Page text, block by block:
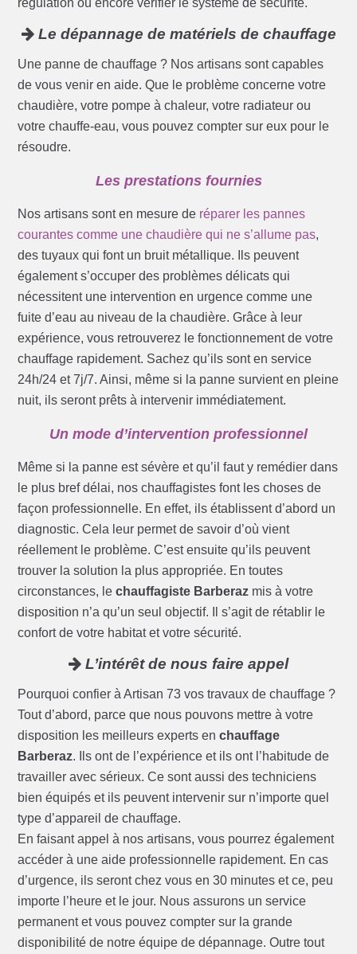
régulation ou encore vérifier le système de sécurité.
Le dépannage de matériels de chauffage
Une panne de chauffage ? Nos artisans sont capables
de vous venir en aide. Que le problème concerne votre
chaudière, votre pompe à chaleur, votre radiateur ou
votre chauffe-eau, vous pouvez compter sur eux pour le
résoudre.
Les prestations fournies
Nos artisans sont en mesure de réparer les pannes
courantes comme une chaudière qui ne s’allume pas,
des tuyaux qui font un bruit métallique. Ils peuvent
également s’occuper des problèmes délicats qui
nécessitent une intervention en urgence comme une
fuite d’eau au niveau de la chaudière. Grâce à leur
expérience, vous retrouverez le fonctionnement de votre
chauffage rapidement. Sachez qu’ils sont en service
24h/24 et 7j/7. Ainsi, même si la panne survient en pleine
nuit, ils seront prêts à intervenir immédiatement.
Un mode d’intervention professionnel
Même si la panne est sévère et qu’il faut y remédier dans
le plus bref délai, nos chauffagistes font les choses de
façon professionnelle. En effet, ils établissent d’abord un
diagnostic. Cela leur permet de savoir d’où vient
réellement le problème. C’est ensuite qu’ils peuvent
trouver la solution la plus appropriée. En toutes
circonstances, lechauffagiste Barberaz mis à votre
disposition n’a qu’un seul objectif. Il s’agit de rétablir le
confort de votre habitat et votre sécurité.
L’intérêt de nous faire appel
Pourquoi confier à Artisan 73 vos travaux de chauffage ?
Tout d’abord, parce que nous pouvons mettre à votre
disposition les meilleurs experts enchauffage
Barberaz. Ils ont de l’expérience et ils ont l’habitude de
travailler avec sérieux. Ce sont aussi des techniciens
bien équipés et ils peuvent intervenir sur n’importe quel
type d’appareil de chauffage.
En faisant appel à nos artisans, vous pourrez également
accéder à une aide professionnelle rapidement. En cas
d’urgence, ils seront chez vous en 30 minutes et ce, peu
importe l’heure et le jour. Nous assurons un service
permanent et vous pouvez compter sur la grande
disponibilité de notre équipe de dépannage. Outre tout